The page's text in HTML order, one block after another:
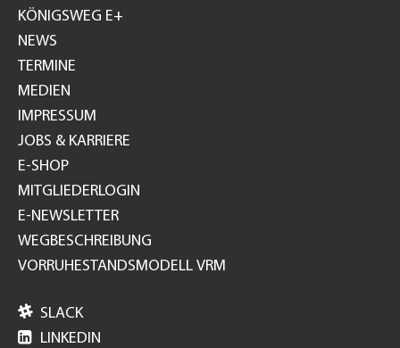
GH
KÖNIGSWEG E+
NEWS
TERMINE
MEDIEN
IMPRESSUM
JOBS & KARRIERE
E-SHOP
MITGLIEDERLOGIN
E-NEWSLETTER
WEGBESCHREIBUNG
VORRUHESTANDSMODELL VRM
 SLACK
 LINKEDIN